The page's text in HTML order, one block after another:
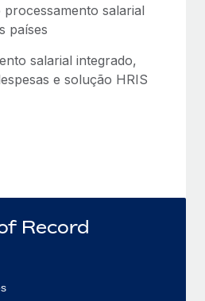
processamento salarial
países
salarial integrado,
e solução HRIS
Record